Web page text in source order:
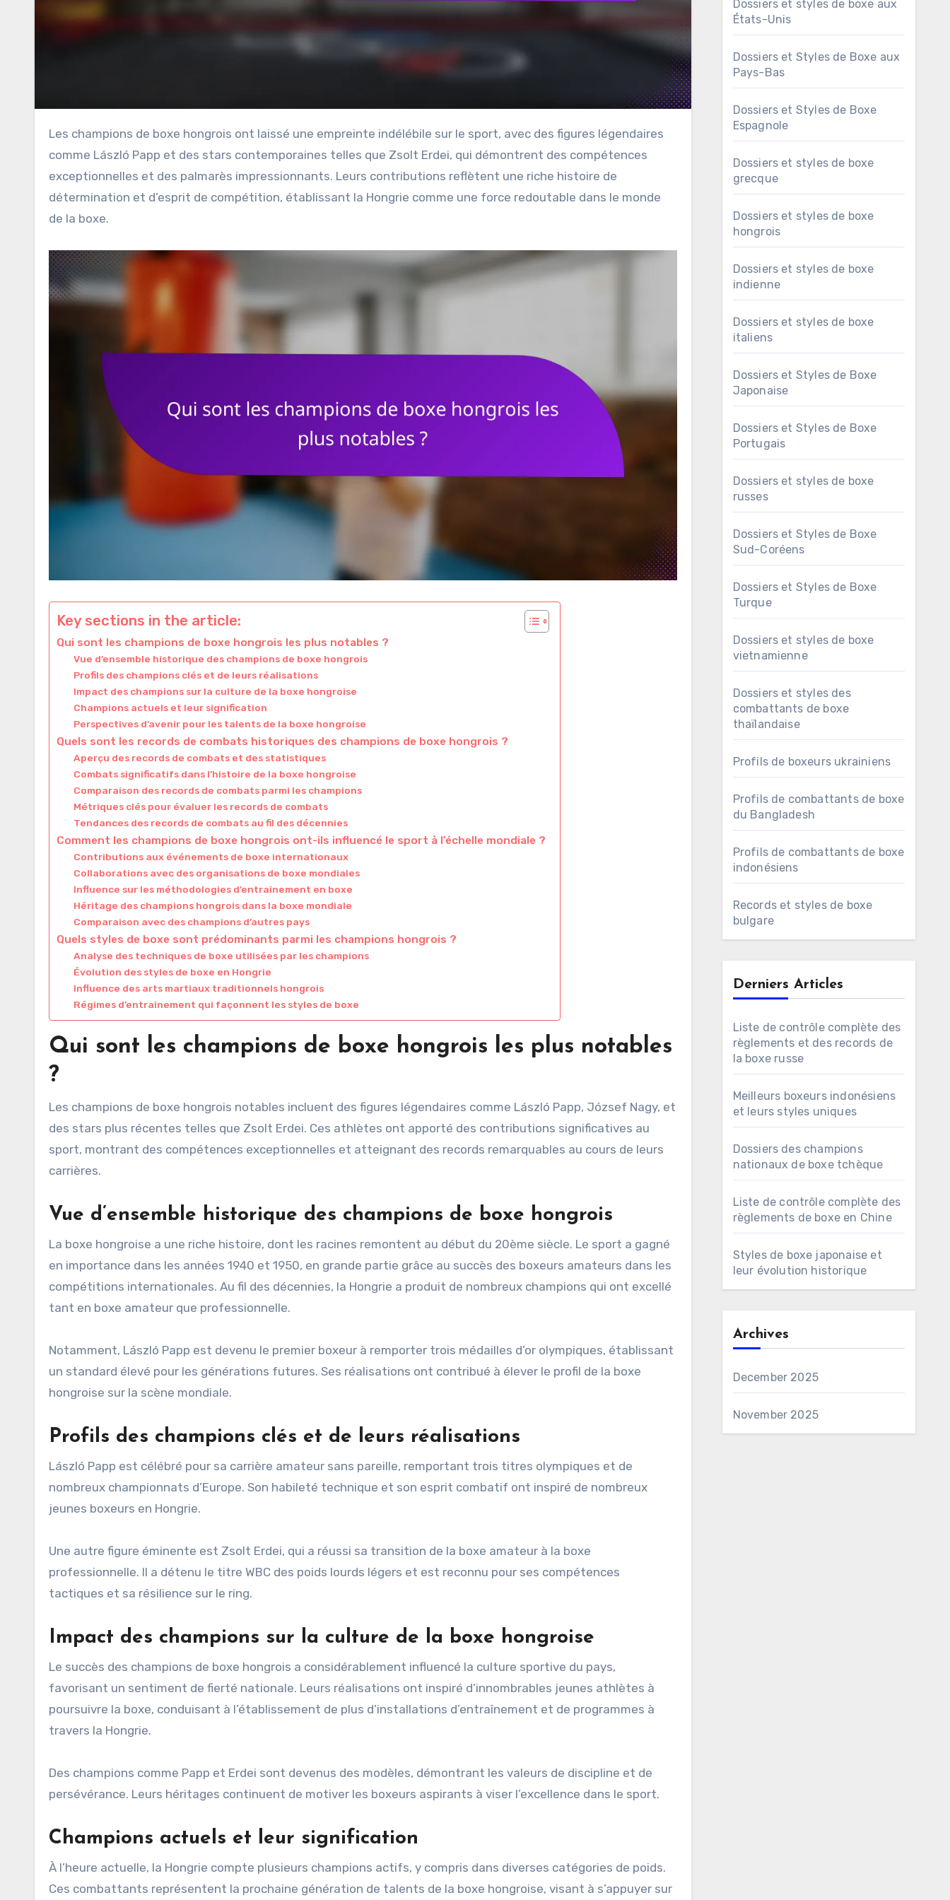
Les champions de boxe hongrois ont laissé une empreinte indélébile sur le sport, avec des figures légendaires
comme László Papp et des stars contemporaines telles que Zsolt Erdei, qui démontrent des compétences
exceptionnelles et des palmarès impressionnants. Leurs contributions reflètent une riche histoire de
détermination et d’esprit de compétition, établissant la Hongrie comme une force redoutable dans le monde
de la boxe.
Key sections in the article:
Qui sont les champions de boxe hongrois les plus notables ?
Vue d’ensemble historique des champions de boxe hongrois
Profils des champions clés et de leurs réalisations
Impact des champions sur la culture de la boxe hongroise
Champions actuels et leur signification
Perspectives d’avenir pour les talents de la boxe hongroise
Quels sont les records de combats historiques des champions de boxe hongrois ?
Aperçu des records de combats et des statistiques
Combats significatifs dans l’histoire de la boxe hongroise
Comparaison des records de combats parmi les champions
Métriques clés pour évaluer les records de combats
Tendances des records de combats au fil des décennies
Comment les champions de boxe hongrois ont-ils influencé le sport à l’échelle mondiale ?
Contributions aux événements de boxe internationaux
Collaborations avec des organisations de boxe mondiales
Influence sur les méthodologies d’entraînement en boxe
Héritage des champions hongrois dans la boxe mondiale
Comparaison avec des champions d’autres pays
Quels styles de boxe sont prédominants parmi les champions hongrois ?
Analyse des techniques de boxe utilisées par les champions
Évolution des styles de boxe en Hongrie
Influence des arts martiaux traditionnels hongrois
Régimes d’entraînement qui façonnent les styles de boxe
Qui sont les champions de boxe hongrois les plus notables
?
Les champions de boxe hongrois notables incluent des figures légendaires comme László Papp, József Nagy, et
des stars plus récentes telles que Zsolt Erdei. Ces athlètes ont apporté des contributions significatives au
sport, montrant des compétences exceptionnelles et atteignant des records remarquables au cours de leurs
carrières.
Vue d’ensemble historique des champions de boxe hongrois
La boxe hongroise a une riche histoire, dont les racines remontent au début du 20ème siècle. Le sport a gagné
en importance dans les années 1940 et 1950, en grande partie grâce au succès des boxeurs amateurs dans les
compétitions internationales. Au fil des décennies, la Hongrie a produit de nombreux champions qui ont excellé
tant en boxe amateur que professionnelle.
Notamment, László Papp est devenu le premier boxeur à remporter trois médailles d’or olympiques, établissant
un standard élevé pour les générations futures. Ses réalisations ont contribué à élever le profil de la boxe
hongroise sur la scène mondiale.
Profils des champions clés et de leurs réalisations
László Papp est célébré pour sa carrière amateur sans pareille, remportant trois titres olympiques et de
nombreux championnats d’Europe. Son habileté technique et son esprit combatif ont inspiré de nombreux
jeunes boxeurs en Hongrie.
Une autre figure éminente est Zsolt Erdei, qui a réussi sa transition de la boxe amateur à la boxe
professionnelle. Il a détenu le titre WBC des poids lourds légers et est reconnu pour ses compétences
tactiques et sa résilience sur le ring.
Impact des champions sur la culture de la boxe hongroise
Le succès des champions de boxe hongrois a considérablement influencé la culture sportive du pays,
favorisant un sentiment de fierté nationale. Leurs réalisations ont inspiré d’innombrables jeunes athlètes à
poursuivre la boxe, conduisant à l’établissement de plus d’installations d’entraînement et de programmes à
travers la Hongrie.
Des champions comme Papp et Erdei sont devenus des modèles, démontrant les valeurs de discipline et de
persévérance. Leurs héritages continuent de motiver les boxeurs aspirants à viser l’excellence dans le sport.
Champions actuels et leur signification
À l’heure actuelle, la Hongrie compte plusieurs champions actifs, y compris dans diverses catégories de poids.
Ces combattants représentent la prochaine génération de talents de la boxe hongroise, visant à s’appuyer sur
Dossiers et styles de boxe aux
États-Unis
Dossiers et Styles de Boxe aux
Pays-Bas
Dossiers et Styles de Boxe
Espagnole
Dossiers et styles de boxe
grecque
Dossiers et styles de boxe
hongrois
Dossiers et styles de boxe
indienne
Dossiers et styles de boxe
italiens
Dossiers et Styles de Boxe
Japonaise
Dossiers et Styles de Boxe
Portugais
Dossiers et styles de boxe
russes
Dossiers et Styles de Boxe
Sud-Coréens
Dossiers et Styles de Boxe
Turque
Dossiers et styles de boxe
vietnamienne
Dossiers et styles des
combattants de boxe
thaïlandaise
Profils de boxeurs ukrainiens
Profils de combattants de boxe
du Bangladesh
Profils de combattants de boxe
indonésiens
Records et styles de boxe
bulgare
Derniers Articles
Liste de contrôle complète des
règlements et des records de
la boxe russe
Meilleurs boxeurs indonésiens
et leurs styles uniques
Dossiers des champions
nationaux de boxe tchèque
Liste de contrôle complète des
règlements de boxe en Chine
Styles de boxe japonaise et
leur évolution historique
Archives
December 2025
November 2025